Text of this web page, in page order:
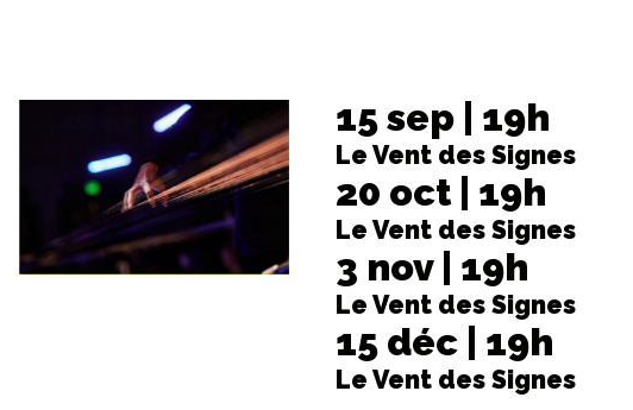
15 sep | 19h
Le Vent des Signes
20 oct | 19h
Le Vent des Signes
3 nov | 19h
Le Vent des Signes
15 déc | 19h
Le Vent des Signes